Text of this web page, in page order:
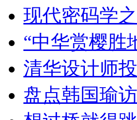
现代密码学
“中华赏樱胜
清华设计师
盘点韩国瑜